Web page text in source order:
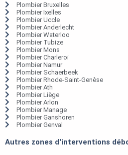
Plombier Bruxelles
Plombier Ixelles
Plombier Uccle
Plombier Anderlecht
Plombier Waterloo
Plombier Tubize
Plombier Mons
Plombier Charleroi
Plombier Namur
Plombier Schaerbeek
Plombier Rhode-Saint-Genèse
Plombier Ath
Plombier Liège
Plombier Arlon
Plombier Manage
Plombier Ganshoren
Plombier Genval
Autres zones d'interventions